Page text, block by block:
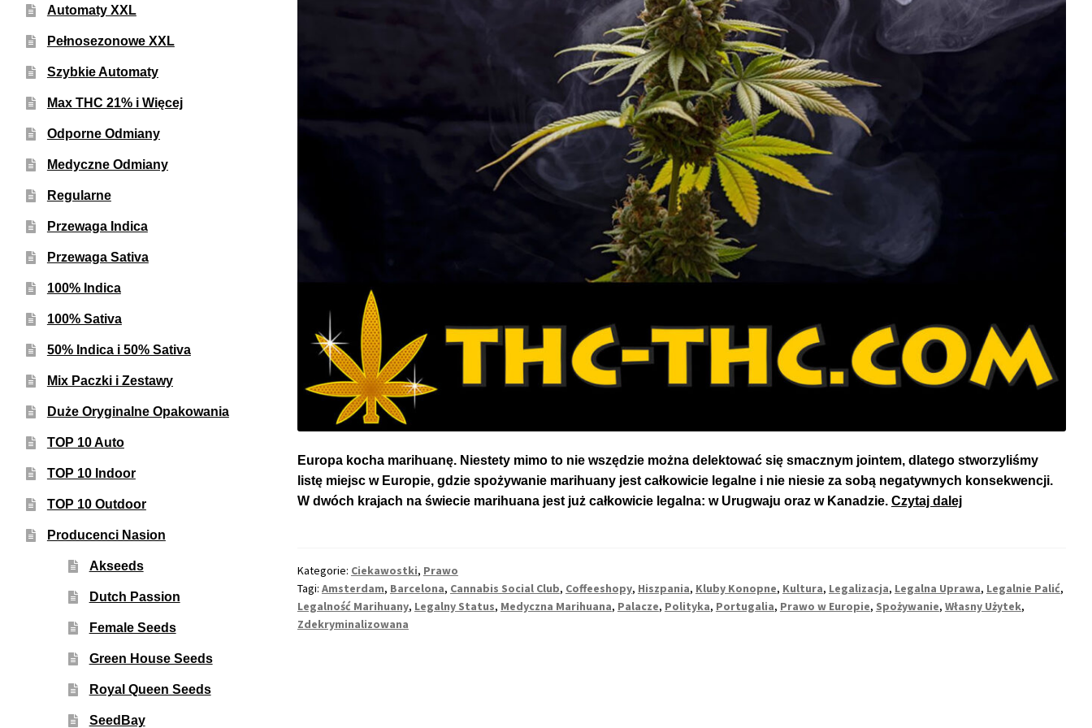
Europa kocha marihuanę. Niestety mimo to nie wszędzie można delektować się smacznym jointem, dlatego stworzyliśmy
listę miejsc w Europie, gdzie spożywanie marihuany jest całkowicie legalne i nie niesie za sobą negatywnych konsekwencji.
W dwóch krajach na świecie marihuana jest już całkowicie legalna: w Urugwaju oraz w Kanadzie. Czytaj dalejGdzie
Legalnie
Palić
Kategorie: Ciekawostki, Prawo
Tagi: Amsterdam, Barcelona, Cannabis Social Club, Coffeeshopy, Hiszpania, Kluby Konopne, Kultura, Legalizacja, Legalna Uprawa, Legalnie Palić,
Legalność Marihuany, Legalny Status, Medyczna Marihuana, Palacze, Polityka, Portugalia, Prawo w Europie, Spożywanie, Własny Użytek,
Zdekryminalizowana
Automaty XXL
Pełnosezonowe XXL
Szybkie Automaty
Max THC 21% i Więcej
Odporne Odmiany
Medyczne Odmiany
Regularne
Przewaga Indica
Przewaga Sativa
100% Indica
100% Sativa
50% Indica i 50% Sativa
Mix Paczki i Zestawy
Duże Oryginalne Opakowania
TOP 10 Auto
TOP 10 Indoor
TOP 10 Outdoor
Producenci Nasion
Akseeds
Dutch Passion
Female Seeds
Green House Seeds
Royal Queen Seeds
SeedBay